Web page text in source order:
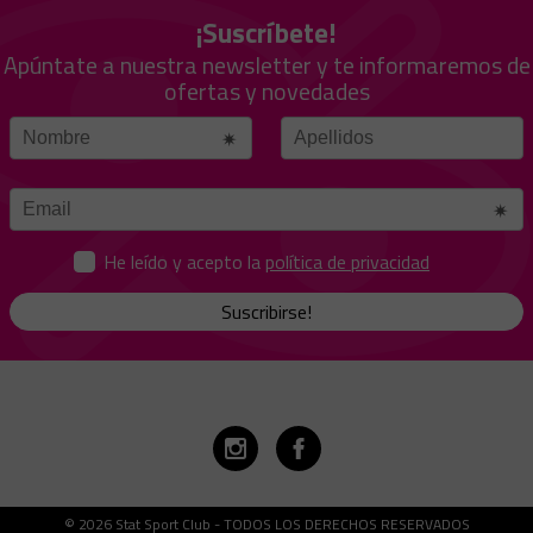
¡Suscríbete!
Apúntate a nuestra newsletter y te informaremos de
ofertas y novedades
He leído y acepto la política de privacidad
Suscribirse!
© 2026 Stat Sport Club - TODOS LOS DERECHOS RESERVADOS